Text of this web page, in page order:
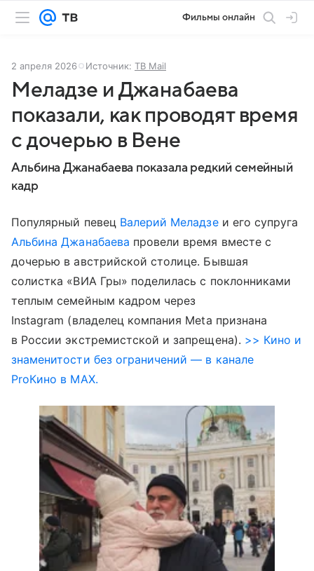
Фильмы онлайн
2 апреля 2026 Источник: ТВ Mail
Меладзе и Джанабаева
показали, как проводят время
с дочерью в Вене
Альбина Джанабаева показала редкий семейный
кадр
Популярный певец Валерий Меладзеи его супруга
Альбина Джанабаева провели время вместе с
дочерью в австрийской столице. Бывшая
солистка «ВИА Гры» поделилась с поклонниками
теплым семейным кадром через
Instagram (владелец компания Meta признана
в России экстремистской и запрещена). >> Кино и
знаменитости без ограничений — в канале
ProКино в MAX.